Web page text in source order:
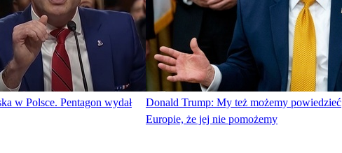
w Polsce. Pentagon wydał
Donald Trump: My też możemy powiedzieć
Europie, że jej nie pomożemy